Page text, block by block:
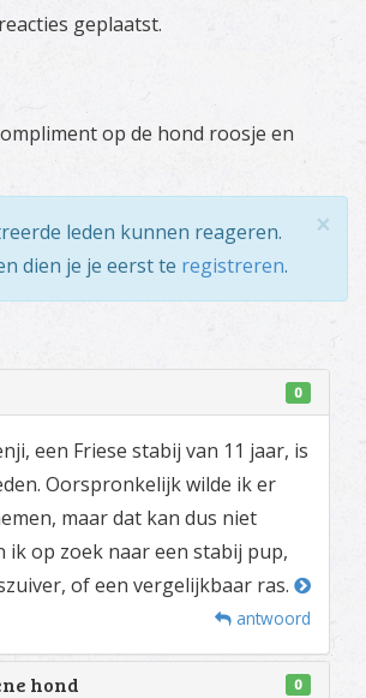
geplaatst.
op de hond roosje en
×
leden kunnen reageren.
dien je je eerst te registreren.
0
een Friese stabij van 11 jaar, is
Oorspronkelijk wilde ik er
maar dat kan dus niet
ik op zoek naar een stabij pup,
of een vergelijkbaar ras.
antwoord
hond 0